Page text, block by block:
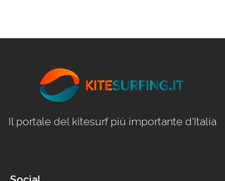
Il portale del kitesurf più importante d'Italia